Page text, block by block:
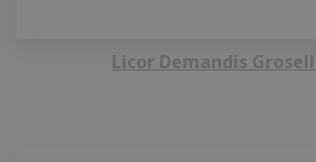
Licor Demandis